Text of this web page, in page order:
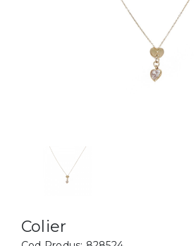
BIJUTERII COPII
Cercei
Colier